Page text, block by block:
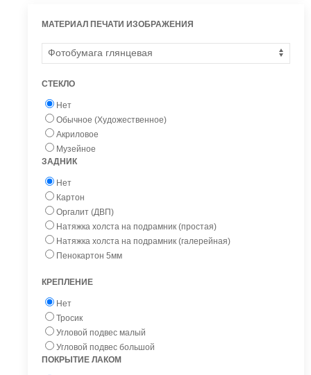
МАТЕРИАЛ ПЕЧАТИ ИЗОБРАЖЕНИЯ
СТЕКЛО
Нет
Обычное (Художественное)
Акриловое
Музейное
ЗАДНИК
Нет
Картон
Оргалит (ДВП)
Натяжка холста на подрамник (простая)
Натяжка холста на подрамник (галерейная)
Пенокартон 5мм
КРЕПЛЕНИЕ
Нет
Тросик
Угловой подвес малый
Угловой подвес большой
ПОКРЫТИЕ ЛАКОМ